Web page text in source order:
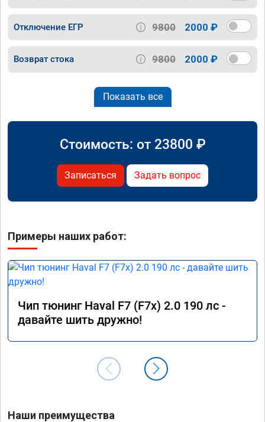
Отключение ЕГР 9800 2000 ₽
Возврат стока 9800 2000 ₽
Показать все
Стоимость: от 23800 ₽
Записаться Задать вопрос
Примеры наших работ:
Чип тюнинг Haval F7 (F7x) 2.0 190 лс -
давайте шить дружно!
Наши преимущества